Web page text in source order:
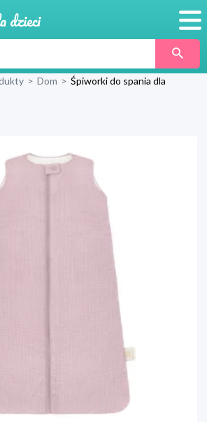
Produkty
> Dom > Śpiworki do spania dla